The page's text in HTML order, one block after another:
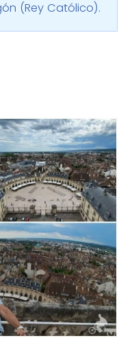
(Rey Católico).